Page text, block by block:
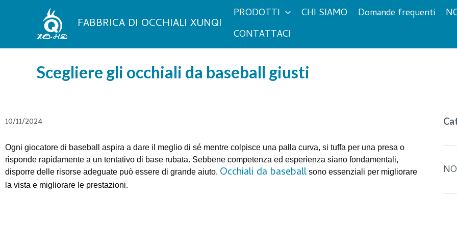
contenuto FABBRICA DI OCCHIALI XUNQI
PRODOTTI CHI SIAMO Domande frequenti
CONTATTACI
Scegliere gli occhiali da baseball giusti
10/11/2024
Ogni giocatore di baseball aspira a dare il meglio di sé mentre colpisce una palla curva, si tuffa per una presa o
risponde rapidamente a un tentativo di base rubata. Sebbene competenza ed esperienza siano fondamentali,
disporre delle risorse adeguate può essere di grande aiuto. Occhiali da baseball sono essenziali per migliorare
la vista e migliorare le prestazioni.